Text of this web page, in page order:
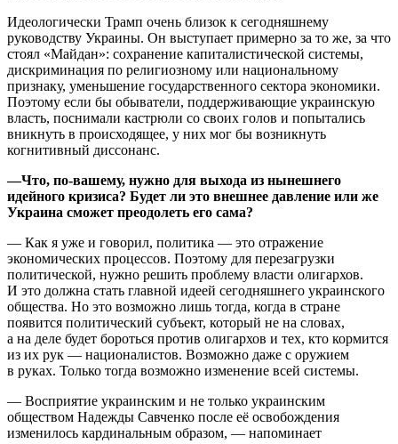
Идеологически Трамп очень близок к сегодняшнему
руководству Украины. Он выступает примерно за то же, за что
стоял «Майдан»: сохранение капиталистической системы,
дискриминация по религиозному или национальному
признаку, уменьшение государственного сектора экономики.
Поэтому если бы обыватели, поддерживающие украинскую
власть, поснимали кастрюли со своих голов и попытались
вникнуть в происходящее, у них мог бы возникнуть
когнитивный диссонанс.
—Что, по-вашему, нужно для выхода из нынешнего
идейного кризиса? Будет ли это внешнее давление или же
Украина сможет преодолеть его сама?
— Как я уже и говорил, политика — это отражение
экономических процессов. Поэтому для перезагрузки
политической, нужно решить проблему власти олигархов.
И это должна стать главной идеей сегодняшнего украинского
общества. Но это возможно лишь тогда, когда в стране
появится политический субъект, который не на словах,
а на деле будет бороться против олигархов и тех, кто кормится
из их рук — националистов. Возможно даже с оружием
в руках. Только тогда возможно изменение всей системы.
— Восприятие украинским и не только украинским
обществом Надежды Савченко после её освобождения
изменилось кардинальным образом, — напоминает